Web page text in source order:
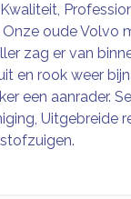
Onze oude Volvo
zag er van
en rook weer
een aanrader.
Uitgebreide